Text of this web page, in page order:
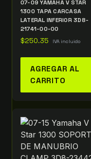
07-09 YAMAHA V STAR
1300 TAPA CARCASA
LATERAL INFERIOR 3D8-
21741-00-00
$250.35 IVA incluido
AGREGAR AL
CARRITO